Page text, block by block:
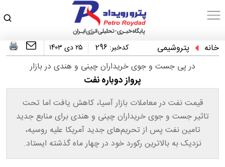
خانه پتروشیمی کدخبر: 296 ۲۵ دی ۱۴۰۳
در پی جست و جوی خریداران چینی و هندی در بازار
پرواز دوباره نفت
قیمت نفت در معاملات بازار آسیا، کاهش یافت اما تحت
تاثیر جست و جوی خریداران چینی و هندی برای منابع جدید
تامین نفت پس از تحریم‌های جدید آمریکا علیه روسیه،
نزدیک به بالاترین رکورد خود در چهار ماه گذشته ایستاد.